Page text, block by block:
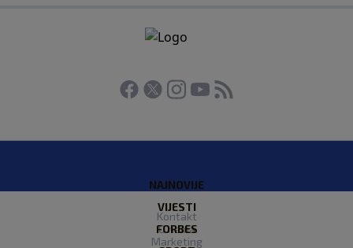
NAJNOVIJE
VIJESTI
FORBES
Kontakt
O nama
Marketing